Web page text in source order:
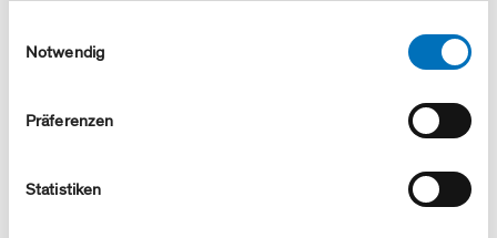
Notwendig
Präferenzen
Statistiken
Edigas Message Examples for Nomination
Exchange - Suppliers.zip
Annual Reports